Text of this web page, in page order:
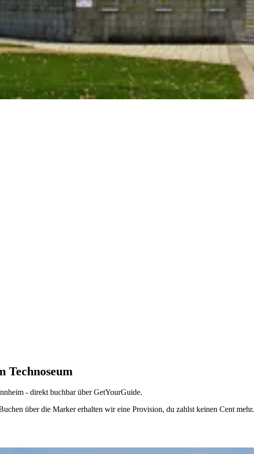
Technoseum
- direkt buchbar über GetYourGuide.
über die Marker erhalten wir eine Provision, du zahlst keinen Cent mehr.